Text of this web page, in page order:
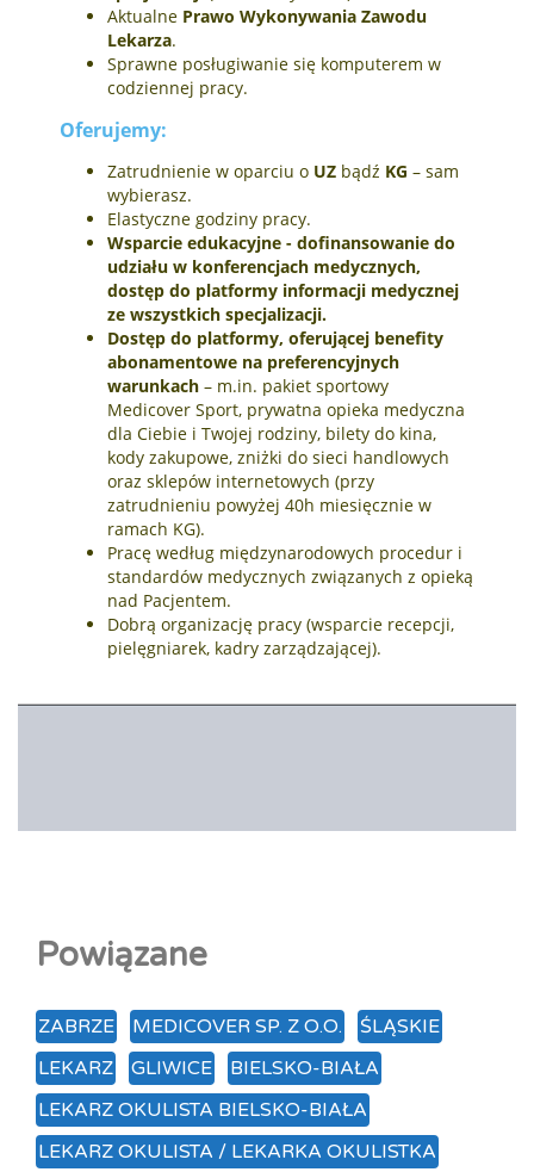
Aktualne Prawo Wykonywania Zawodu
Lekarza.
Sprawne posługiwanie się komputerem w
codziennej pracy.
Oferujemy:
Zatrudnienie w oparciu o UZ bądź KG – sam
wybierasz.
Elastyczne godziny pracy.
Wsparcie edukacyjne - dofinansowanie do
udziału w konferencjach medycznych,
dostęp do platformy informacji medycznej
ze wszystkich specjalizacji.
Dostęp do platformy, oferującej benefity
abonamentowe na preferencyjnych
warunkach – m.in. pakiet sportowy
Medicover Sport, prywatna opieka medyczna
dla Ciebie i Twojej rodziny, bilety do kina,
kody zakupowe, zniżki do sieci handlowych
oraz sklepów internetowych (przy
zatrudnieniu powyżej 40h miesięcznie w
ramach KG).
Pracę według międzynarodowych procedur i
standardów medycznych związanych z opieką
nad Pacjentem.
Dobrą organizację pracy (wsparcie recepcji,
pielęgniarek, kadry zarządzającej).
Powiązane
ZABRZE MEDICOVER SP. Z O.O.
ŚLĄSKIE
LEKARZ
GLIWICE
BIELSKO-BIAŁA
LEKARZ OKULISTA BIELSKO-BIAŁA
LEKARZ OKULISTA / LEKARKA OKULISTKA